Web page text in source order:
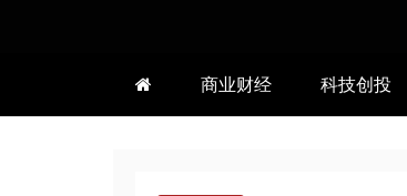
商业财经 科技创投